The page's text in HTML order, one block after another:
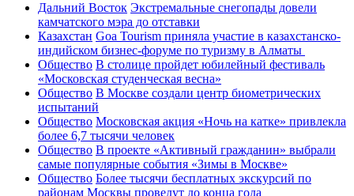
Дальний Восток Экстремальные снегопады довели
камчатского мэра до отставки
Казахстан Goa Tourism приняла участие в казахстанско-
индийском бизнес-форуме по туризму в Алматы
Общество В столице пройдет юбилейный фестиваль
«Московская студенческая весна»
Общество В Москве создали центр биометрических
испытаний
Общество Московская акция «Ночь на катке» привлекла
более 6,7 тысячи человек
Общество В проекте «Активный гражданин» выбрали
самые популярные события «Зимы в Москве»
Общество Более тысячи бесплатных экскурсий по
районам Москвы проведут до конца года